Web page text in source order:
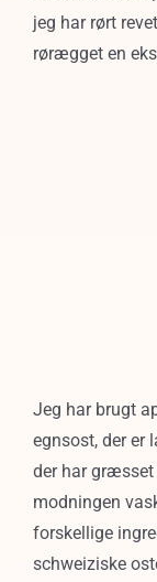
jeg har rørt
rørægget en
Jeg har brugt
egnsost, der er
der har græsset
modningen
forskellige
schweiziske